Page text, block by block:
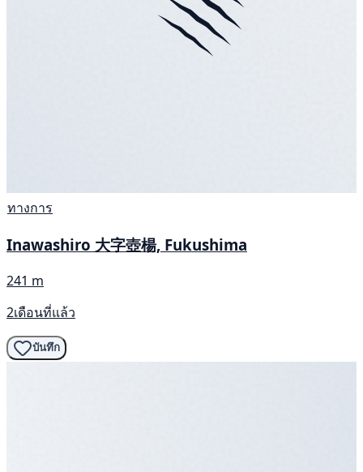
ทางการ
Inawashiro 大字壺楊, Fukushima
241 m
2เดือนที่แล้ว
บันทึก